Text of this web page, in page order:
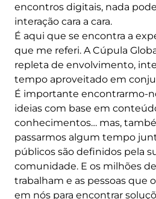
encontros digitais, nada
interação cara a cara.
É aqui que se encontra a
que me referi. A Cúpula
repleta de envolvimento,
tempo aproveitado em
É importante encontrarmo-
ideias com base em
conhecimentos… mas,
passarmos algum tempo
públicos são definidos pela
comunidade. E os milhões
trabalham e as pessoas que
em nós para encontrar